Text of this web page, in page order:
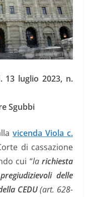
13 luglio 2023, n.
Sgubbi
vicenda Viola c.
di cassazione
cui “larichiesta
delle
CEDU(art. 628-